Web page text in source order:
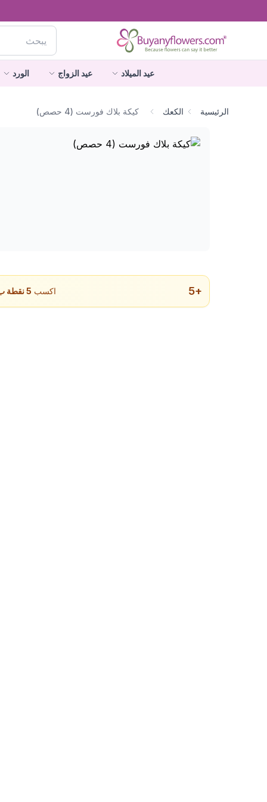
عيد الميلاد عيد الزواج الورد
الرئيسية الكعك كيكة بلاك فورست (4 حصص)
+
5 اكسب 5نقطة